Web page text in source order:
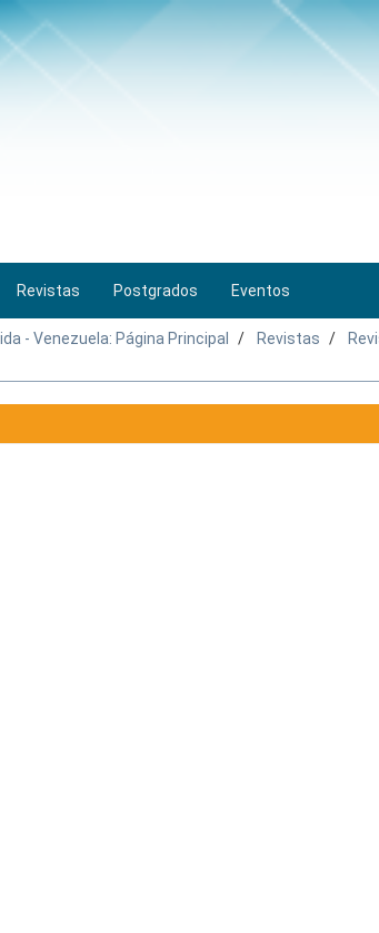
Revistas Postgrados Eventos
- Venezuela: Página Principal Revistas